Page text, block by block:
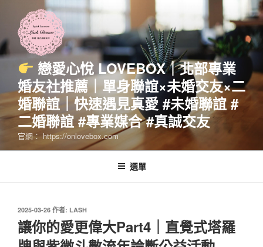
要
戀愛心悅 LOVEBOX｜北部專業
婚友社推薦｜單身聯誼×未婚交友×二
婚聯誼｜快速遇見真愛 #未婚聯誼 #
二婚聯誼 #專業媒合 #真誠交友
官網： https://onlovebox.com
選單
發
佈
於
2025-03-26 作者: LASH
讓你的愛更偉大Part4｜直覺式塔羅